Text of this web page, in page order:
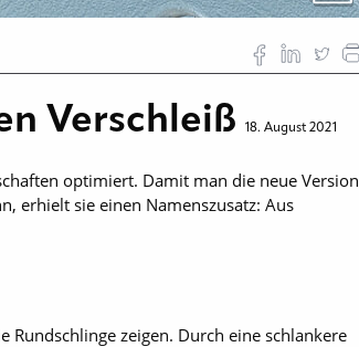
Verschleiß 18. August 2021
optimiert. Damit man die neue Version
erhielt sie einen Namenszusatz: Aus
Rundschlinge zeigen. Durch eine schlankere